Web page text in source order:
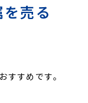
売る
すめです。